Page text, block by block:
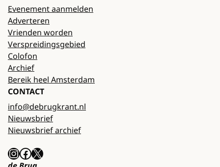
Evenement aanmelden
Adverteren
Vrienden worden
Verspreidingsgebied
Colofon
Archief
Bereik heel Amsterdam
CONTACT
info@debrugkrant.nl
Nieuwsbrief
Nieuwsbrief archief
InstagramFacebook X